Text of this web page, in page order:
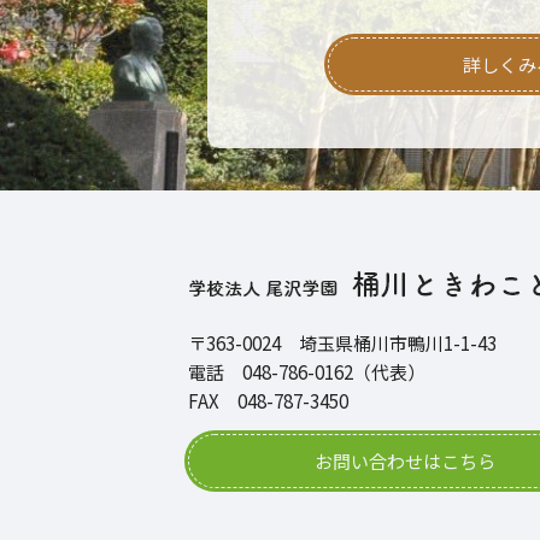
詳しく
〒363-0024 埼玉県桶川市鴨川1-1-43
電話 048-786-0162（代表）
FAX 048-787-3450
お問い合わせはこちら